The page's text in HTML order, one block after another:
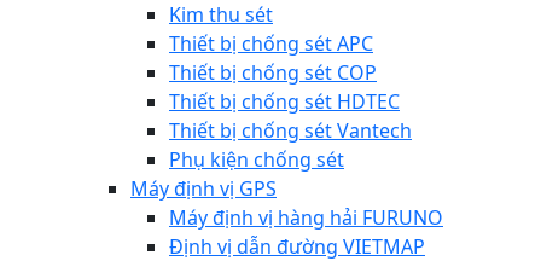
Kim thu sét
Thiết bị chống sét APC
Thiết bị chống sét COP
Thiết bị chống sét HDTEC
Thiết bị chống sét Vantech
Phụ kiện chống sét
Máy định vị GPS
Máy định vị hàng hải FURUNO
Định vị dẫn đường VIETMAP